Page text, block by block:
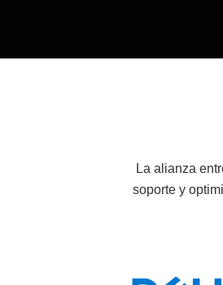
La alianza
soporte y